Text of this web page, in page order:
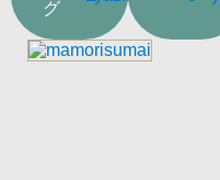
グ